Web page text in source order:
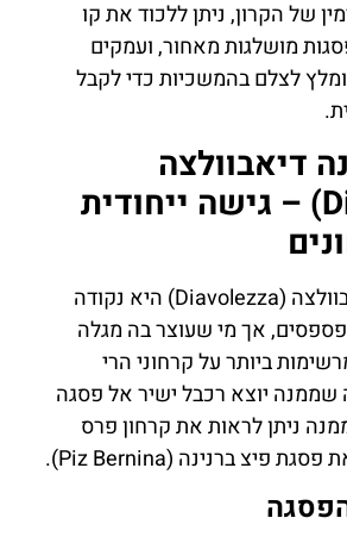
של הקרון, ניתן ללכוד את קו
מושלגות מאחור, ועמקים
לצלם בהמשכיות כדי לקבל
דיאבוולצה
(Diavolezza) – גישה ייחודית
תחנת ברנינה דיאבוולצה (Diavolezza) היא נקודה
אך מי שעוצר בה מגלה
ביותר על קרחוני הרי
שממנה יוצא רכבל ישיר אל פסגה
ניתן לראות את קרחון פרס